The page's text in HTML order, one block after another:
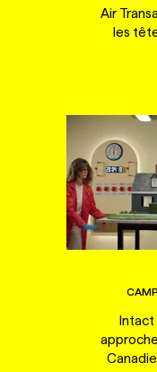
Air
les
Intact